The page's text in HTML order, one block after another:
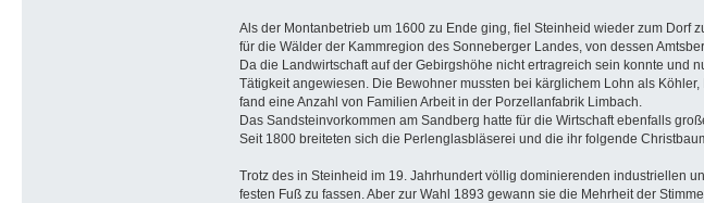
Als der Montanbetrieb um 1600 zu Ende ging, fiel Steinheid wieder zum Dorf
für die Wälder der Kammregion des Sonneberger Landes, von dessen
Da die Landwirtschaft auf der Gebirgshöhe nicht ertragreich sein konnte und
Tätigkeit angewiesen. Die Bewohner mussten bei kärglichem Lohn als
fand eine Anzahl von Familien Arbeit in der Porzellanfabrik Limbach.
Das Sandsteinvorkommen am Sandberg hatte für die Wirtschaft ebenfalls
Seit 1800 breiteten sich die Perlenglasbläserei und die ihr folgende
Trotz des in Steinheid im 19. Jahrhundert völlig dominierenden industriellen
festen Fuß zu fassen. Aber zur Wahl 1893 gewann sie die Mehrheit der